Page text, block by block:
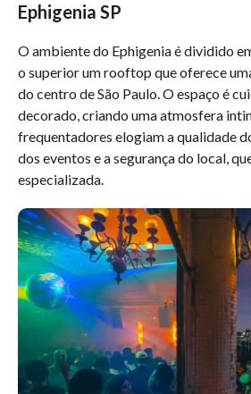
Ephigenia SP
O ambiente do Ephigenia é dividido
o superior um rooftop que oferece
do centro de São Paulo. O espaço é
decorado, criando uma atmosfera
frequentadores elogiam a qualidade
dos eventos e a segurança do local,
especializada.